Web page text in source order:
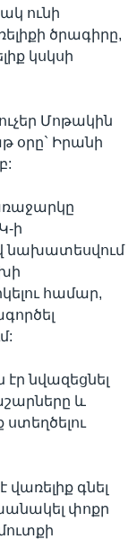
ունի
ծրագիրը,
կսկսի
Մոթակին
օրը` Իրանի
ի
նախատեսվում
համար,
նվազեցնել
և
գնել
փոքր